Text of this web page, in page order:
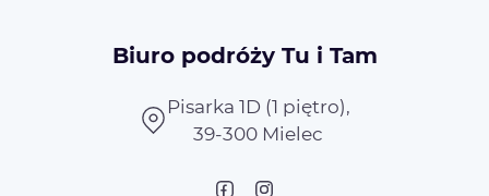
Biuro podróży Tu i Tam
Pisarka 1D (1 piętro),
39-300 Mielec